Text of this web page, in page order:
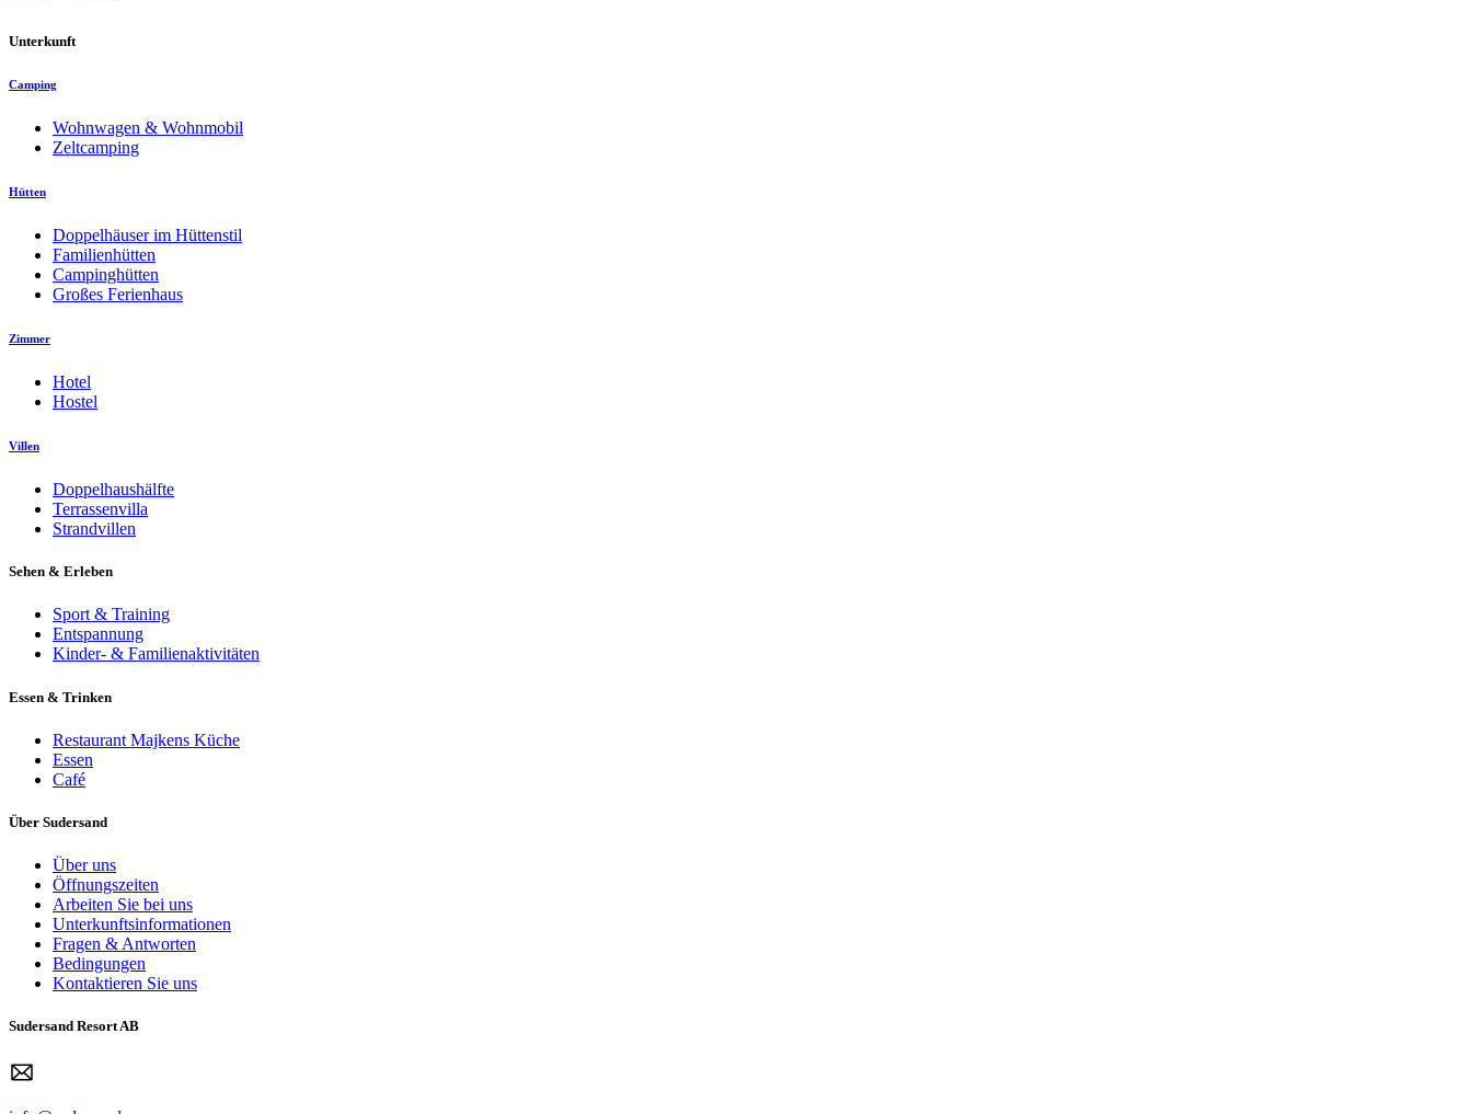
Unterkunft
Camping
Wohnwagen & Wohnmobil
Zeltcamping
Hütten
Doppelhäuser im Hüttenstil
Familienhütten
Campinghütten
Großes Ferienhaus
Zimmer
Hotel
Hostel
Villen
Doppelhaushälfte
Terrassenvilla
Strandvillen
Sehen & Erleben
Sport & Training
Entspannung
Kinder- & Familienaktivitäten
Essen & Trinken
Restaurant Majkens Küche
Essen
Café
Über Sudersand
Über uns
Öffnungszeiten
Arbeiten Sie bei uns
Unterkunftsinformationen
Fragen & Antworten
Bedingungen
Kontaktieren Sie uns
Sudersand Resort AB